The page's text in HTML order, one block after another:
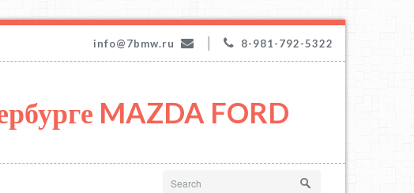
info@7bmw.ru 8-981-792-5322
MAZDA FORD